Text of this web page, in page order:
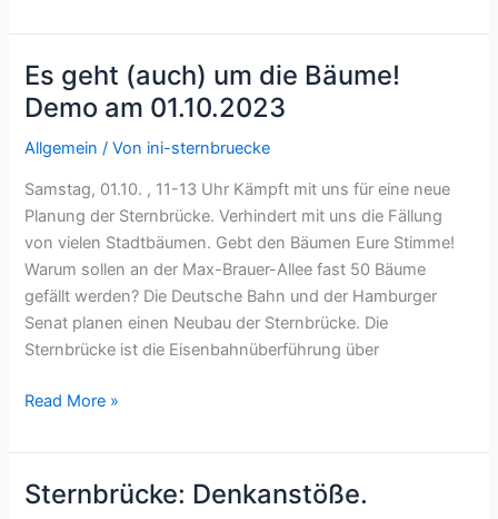
zur
Sternbrücke
Es geht (auch) um die Bäume!
Demo am 01.10.2023
Allgemein / Von ini-sternbruecke
Samstag, 01.10. , 11-13 Uhr Kämpft mit uns für eine neue
Planung der Sternbrücke. Verhindert mit uns die Fällung
von vielen Stadtbäumen. Gebt den Bäumen Eure Stimme!
Warum sollen an der Max-Brauer-Allee fast 50 Bäume
gefällt werden? Die Deutsche Bahn und der Hamburger
Senat planen einen Neubau der Sternbrücke. Die
Sternbrücke ist die Eisenbahnüberführung über
Es
(auch)
um
die
Read More »
Sternbrücke: Denkanstöße.